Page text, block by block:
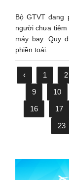
Bộ GTVT đang
người chưa tiêm
máy bay. Quy
phiền toái.
‹ 1 2
9
10
16
17
23